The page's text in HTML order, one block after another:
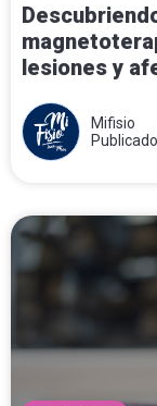
lesiones y
Mifisio